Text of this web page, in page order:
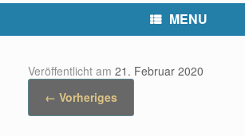
MENU
Veröffentlicht am 21. Februar 2020
← Vorheriges